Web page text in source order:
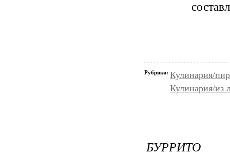
Рубрики: Кулинария/
Кулинария/из
БУРРИТО